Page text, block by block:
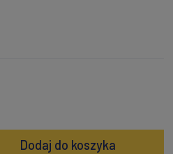
Dodaj do koszyka